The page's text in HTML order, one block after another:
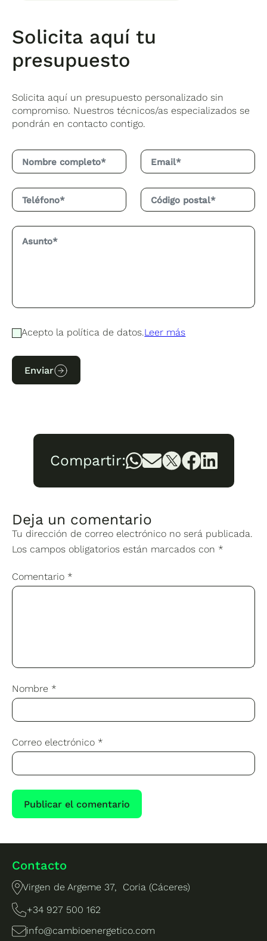
Solicita aquí tu
presupuesto
Solicita aquí un presupuesto personalizado sin
compromiso. Nuestros técnicos/as especializados se
pondrán en contacto contigo.
Acepto la política de datos.Leer más
Enviar
Compartir:
Deja un comentario
Tu dirección de correo electrónico no será publicada.
Los campos obligatorios están marcados con *
Comentario *
Nombre *
Correo electrónico *
Contacto
Virgen de Argeme 37, Coria (Cáceres)
+34 927 500 162
info@cambioenergetico.com